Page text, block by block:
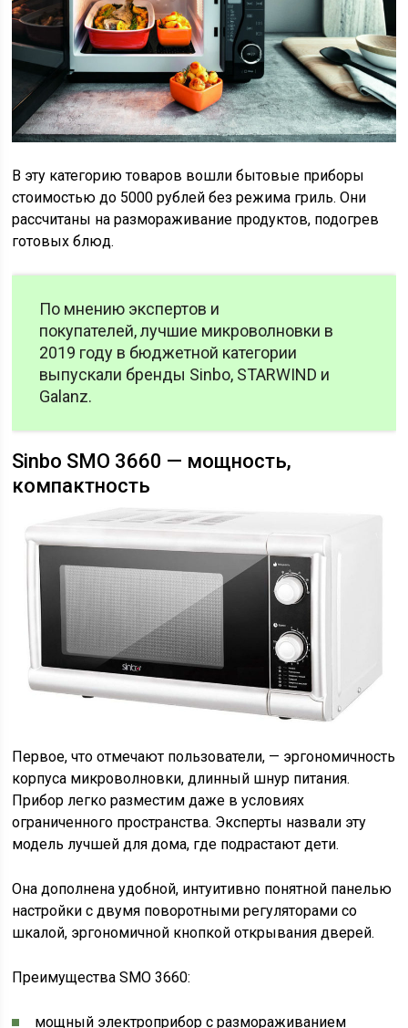
В эту категорию товаров вошли бытовые приборы
стоимостью до 5000 рублей без режима гриль. Они
рассчитаны на размораживание продуктов, подогрев
готовых блюд.
По мнению экспертов и
покупателей, лучшие микроволновки в
2019 году в бюджетной категории
выпускали бренды Sinbo, STARWIND и
Galanz.
Sinbo SMO 3660 — мощность,
компактность
Первое, что отмечают пользователи, — эргономичность
корпуса микроволновки, длинный шнур питания.
Прибор легко разместим даже в условиях
ограниченного пространства. Эксперты назвали эту
модель лучшей для дома, где подрастают дети.
Она дополнена удобной, интуитивно понятной панелью
настройки с двумя поворотными регуляторами со
шкалой, эргономичной кнопкой открывания дверей.
Преимущества SMO 3660:
мощный электроприбор с размораживанием